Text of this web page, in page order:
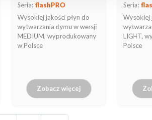
Seria: flashPRO
Wysokiej jakości płyn do
wytwarzania dymu w wersji
MEDIUM, wyprodukowany
w Polsce
Zobacz więcej
Seria:
Wysokiej
LIGHT,
Polsce